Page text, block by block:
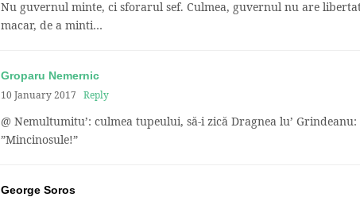
Nu guvernul minte, ci sforarul sef. Culmea, guvernul nu are
macar, de a minti…
Groparu Nemernic
10 January 2017
Reply
@ Nemultumitu’: culmea tupeului, să-i zică Dragnea lu’ Grindeanu:
”Mincinosule!”
George Soros